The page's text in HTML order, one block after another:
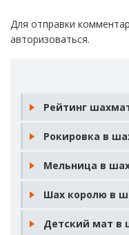
Для отправки
авторизоваться.
Рейтинг
Рокировка в
Мельница в
Шах королю в
Детский мат в